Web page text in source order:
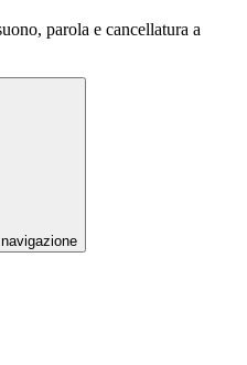
parola e cancellatura a